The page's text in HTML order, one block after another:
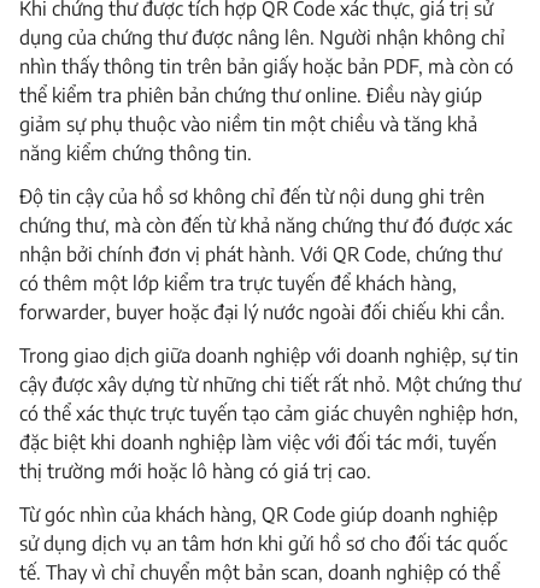
Khi chứng thư được tích hợp QR Code xác thực, giá trị sử
dụng của chứng thư được nâng lên. Người nhận không chỉ
nhìn thấy thông tin trên bản giấy hoặc bản PDF, mà còn có
thể kiểm tra phiên bản chứng thư online. Điều này giúp
giảm sự phụ thuộc vào niềm tin một chiều và tăng khả
năng kiểm chứng thông tin.
Độ tin cậy của hồ sơ không chỉ đến từ nội dung ghi trên
chứng thư, mà còn đến từ khả năng chứng thư đó được xác
nhận bởi chính đơn vị phát hành. Với QR Code, chứng thư
có thêm một lớp kiểm tra trực tuyến để khách hàng,
forwarder, buyer hoặc đại lý nước ngoài đối chiếu khi cần.
Trong giao dịch giữa doanh nghiệp với doanh nghiệp, sự tin
cậy được xây dựng từ những chi tiết rất nhỏ. Một chứng thư
có thể xác thực trực tuyến tạo cảm giác chuyên nghiệp hơn,
đặc biệt khi doanh nghiệp làm việc với đối tác mới, tuyến
thị trường mới hoặc lô hàng có giá trị cao.
Từ góc nhìn của khách hàng, QR Code giúp doanh nghiệp
sử dụng dịch vụ an tâm hơn khi gửi hồ sơ cho đối tác quốc
tế. Thay vì chỉ chuyển một bản scan, doanh nghiệp có thể